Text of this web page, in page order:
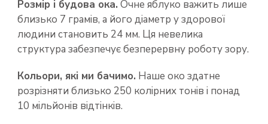
Розмір і будова ока.Очне яблуко важить лише
близько 7 грамів, а його діаметр у здорової
людини становить 24 мм. Ця невелика
структура забезпечує безперервну роботу зору.
Кольори, які ми бачимо. Наше око здатне
розрізняти близько 250 колірних тонів і понад
10 мільйонів відтінків.